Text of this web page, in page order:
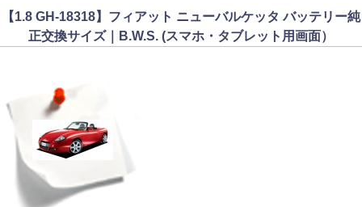
【1.8 GH-18318】フィアット ニューバルケッタ バッテリー純
正交換サイズ｜B.W.S. (スマホ・タブレット用画面）